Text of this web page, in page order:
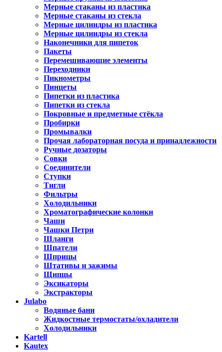
Мерные стаканы из пластика
Мерные стаканы из стекла
Мерные цилиндры из пластика
Мерные цилиндры из стекла
Наконечники для пипеток
Пакеты
Перемешивающие элементы
Переходники
Пикнометры
Пинцеты
Пипетки из пластика
Пипетки из стекла
Покровные и предметные стёкла
Пробирки
Промывалки
Прочая лабораторная посуда и принадлежности
Ручные дозаторы
Совки
Соединители
Ступки
Тигли
Фильтры
Холодильники
Хроматографические колонки
Чаши
Чашки Петри
Шланги
Шпатели
Шприцы
Штативы и зажимы
Щипцы
Эксикаторы
Экстракторы
Julabo
Водяные бани
Жидкостные термостаты/охладители
Холодильники
Kartell
Kautex